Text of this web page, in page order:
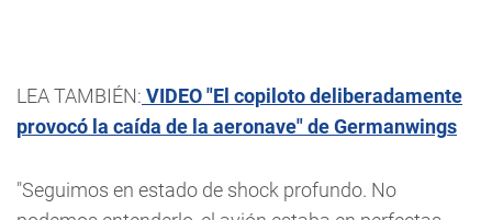
LEA TAMBIÉN: VIDEO "El copiloto deliberadamente
provocó la caída de la aeronave" de Germanwings
"Seguimos en estado de shock profundo. No